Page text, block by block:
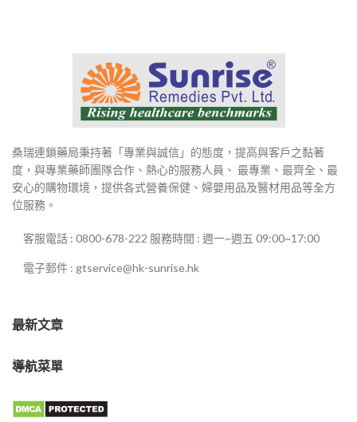
桑瑞連鎖藥局秉持著「專業與誠信」的態度，提高與客戶之黏著
度，與專業藥師團隊合作、熱心的服務人員、 最專業、最齊全、最
安心的購物環境，提供各式營養保健、婦嬰用品及醫材用品等全方
位服務。
客服電話 : 0800-678-222 服務時間 : 週一~週五 09:00~17:00
電子郵件 : gtservice@hk-sunrise.hk
最新文章
導航菜單